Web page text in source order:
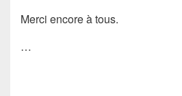
Merci encore à tous.
…